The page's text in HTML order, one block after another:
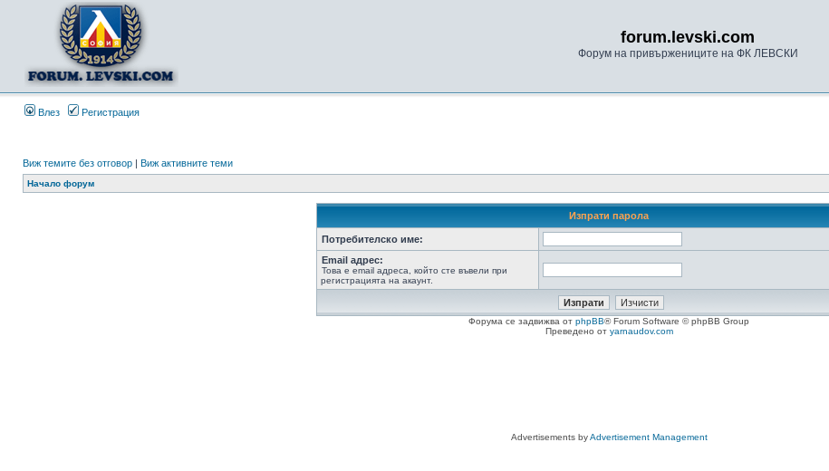
forum.levski.com
Форум на привържениците на ФК ЛЕВСКИ
Влез Регистрация
Виж темите без отговор | Виж активните теми
Начало форум
Изпрати парола
Потребителско име:
Email адрес:
Това е email адреса, който сте въвели при
регистрацията на акаунт.
Форума се задвижва от phpBB® Forum Software © phpBB Group
Преведено от yarnaudov.com
Advertisements byAdvertisement Management